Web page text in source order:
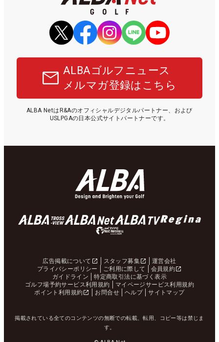
ALBAゴルフニュース
メルマガ登録はこちら
ALBA NetはR&Aのオフィシャルデジタルパートナー、および
USLPGAの日本公式サイトパートナーです。
広告掲載について スタッフ募集
運営会社
プライバシーポリシー
ご利用に際して
会員規約
ガイドライン
特定商取引法に基づく表示
ゴルフ場予約サービス利用規約
マイページサービス利用規約
ポイント利用規約
お問合せ ヘルプ サイトマップ
掲載されている全てのコンテンツの無断での転載、転用、コピー等は禁じま
す。